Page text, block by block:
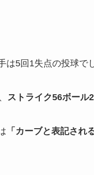
は5回1失点の投球で
ストライク56ボール
「カーブと表記され